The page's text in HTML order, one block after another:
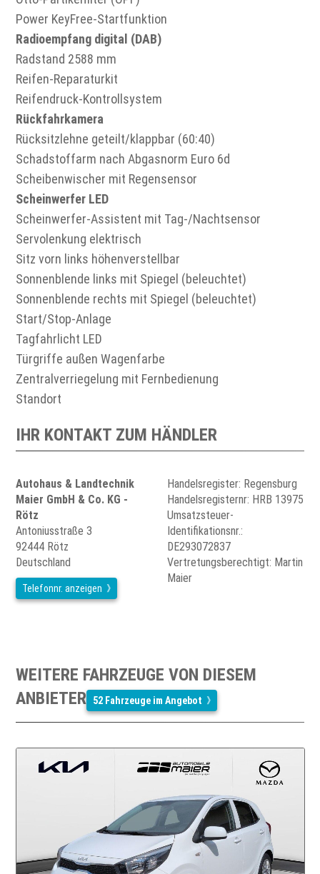
Power KeyFree-Startfunktion
Radioempfang digital (DAB)
Radstand 2588 mm
Reifen-Reparaturkit
Reifendruck-Kontrollsystem
Rückfahrkamera
Rücksitzlehne geteilt/klappbar (60:40)
Schadstoffarm nach Abgasnorm Euro 6d
Scheibenwischer mit Regensensor
Scheinwerfer LED
Scheinwerfer-Assistent mit Tag-/Nachtsensor
Servolenkung elektrisch
Sitz vorn links höhenverstellbar
Sonnenblende links mit Spiegel (beleuchtet)
Sonnenblende rechts mit Spiegel (beleuchtet)
Start/Stop-Anlage
Tagfahrlicht LED
Türgriffe außen Wagenfarbe
Zentralverriegelung mit Fernbedienung
Standort
IHR KONTAKT ZUM HÄNDLER
Autohaus & Landtechnik
Maier GmbH & Co. KG -
Rötz
Antoniusstraße 3
92444 Rötz
Deutschland
Telefonnr. anzeigen
Handelsregister: Regensburg
Handelsregisternr: HRB 13975
Umsatzsteuer-
Identifikationsnr.:
DE293072837
Vertretungsberechtigt: Martin
Maier
WEITERE FAHRZEUGE VON DIESEM
ANBIETER 52 Fahrzeuge im Angebot